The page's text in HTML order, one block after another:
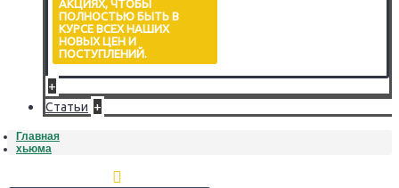
АКЦИЯХ, ЧТОБЫ
ПОЛНОСТЬЮ БЫТЬ В
КУРСЕ ВСЕХ НАШИХ
НОВЫХ ЦЕН И
ПОСТУПЛЕНИЙ.
+
Статьи +
Главная
хьюма